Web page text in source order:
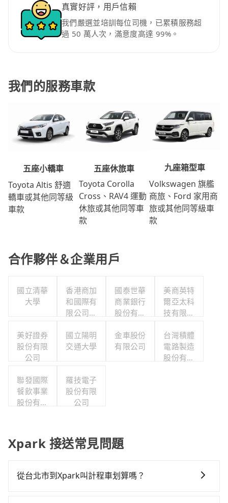
真實好評，用戶信賴
我們嚴選並培訓每位司機，已累積服務超
過 50 萬人次，滿意度高達 99%。
我們的服務車款
五座小轎車
Toyota Altis 舒適
轎車或其他同等級
車款
五座休旅車
Toyota Corolla
Cross、RAV4 運動
休旅或其他同等車
款
九座箱型車
Volkswagen 旗艦
商旅、Ford 家用商
旅或其他同等級車
款
合作夥伴＆企業用戶
國立清華
大學
香港商加
和國際有
限公司台
國泰世華
商業銀行
股份有限
美商英特
爾亞太科
技有限公
美好證券
股份有限
公司
國立陽明
交通大學
金車股份
有限公司
台灣積體
電路製造
股份有限
聯發國際
餐飲事業
股份有限
羅技電子
股份有限
公司
Xpark 接送常見問題
從台北市到Xpark叫計程車划算嗎？